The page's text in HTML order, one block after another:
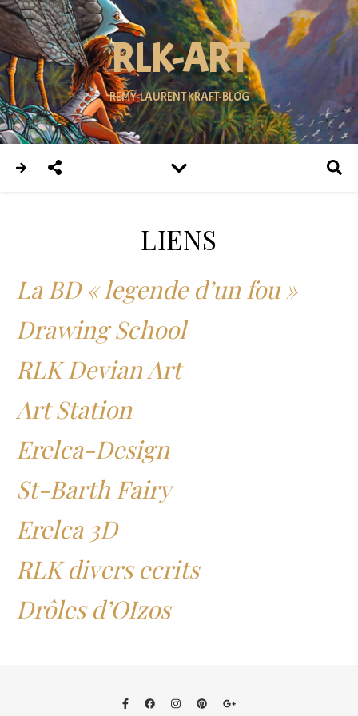
RLK-ART
REMY-LAURENT KRAFT-BLOG
LIENS
La BD « legende d’un fou »
Drawing School
RLK Devian Art
Art Station
Erelca-Design
St-Barth Fairy
Erelca 3D
RLK divers ecrits
Drôles d’OIzos